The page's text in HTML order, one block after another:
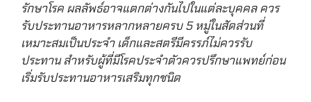
รักษาโรค ผลลัพธ์อาจแตกต่างกันไปในแต่ละบุคคล ควร
รับประทานอาหารหลากหลายครบ 5 หมู่ในสัดส่วนที่
เหมาะสมเป็นประจำ เด็กและสตรีมีครรภ์ไม่ควรรับ
ประทาน สำหรับผู้ที่มีโรคประจำตัวควรปรึกษาแพทย์ก่อน
เริ่มรับประทานอาหารเสริมทุกชนิด